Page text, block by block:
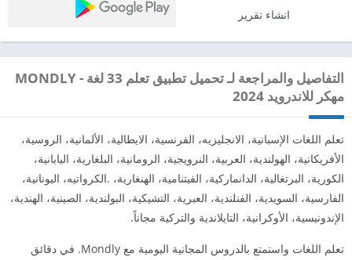
انشاء تقرير
التفاصيل والمراجعة لـ تحميل تطبيق تعلم 33 لغة - MONDLY
مهكر للاندرويد 2024
تعلم اللغات الإسبانية، الانجليزيه، الفرنسية، الايطالية، الألمانية، الروسية،
الأفريكانية، الهولندية، العربية، النرويجية، الرومانية، البلغارية، اليابانية،
الكورية، البرتغالية، الدانماركية، الفيتنامية، الهنغارية، .الكرواتيه، اليونانية،
الفارسية، السويدية، الفنلندية، العبرية، التشيكية، البولندية، الصينية، الهندية،
الإندونيسية، الأوكرانية، التايلاندية والتركية مجاناً.
تعلم اللغات واستمتع بالدروس المجانية اليومية مع Mondly. في دقائق